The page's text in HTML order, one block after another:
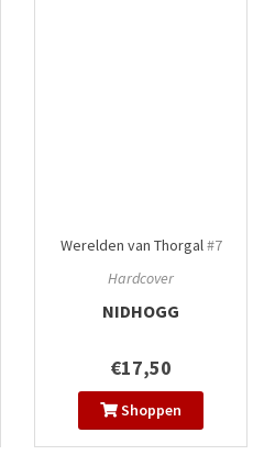
Werelden van Thorgal#7
Hardcover
NIDHOGG
€17,50
Shoppen